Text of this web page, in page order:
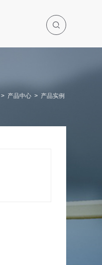
> 产品中心 > 产品实例